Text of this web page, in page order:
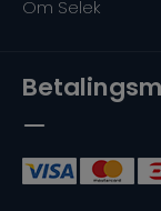
Om Selek